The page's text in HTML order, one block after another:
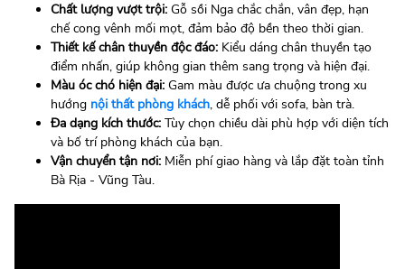
Chất lượng vượt trội: Gỗ sồi Nga chắc chắn, vân đẹp, hạn
chế cong vênh mối mọt, đảm bảo độ bền theo thời gian.
Thiết kế chân thuyền độc đáo: Kiểu dáng chân thuyền tạo
điểm nhấn, giúp không gian thêm sang trọng và hiện đại.
Màu óc chó hiện đại: Gam màu được ưa chuộng trong xu
hướng nội thất phòng khách, dễ phối với sofa, bàn trà.
Đa dạng kích thước: Tùy chọn chiều dài phù hợp với diện tích
và bố trí phòng khách của bạn.
Vận chuyển tận nơi: Miễn phí giao hàng và lắp đặt toàn tỉnh
Bà Rịa - Vũng Tàu.